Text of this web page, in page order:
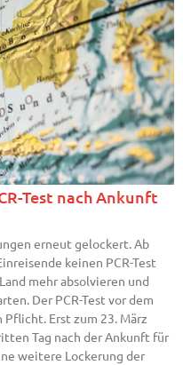
Test nach Ankunft
erneut gelockert. Ab
keinen PCR-Test
mehr absolvieren und
Der PCR-Test vor dem
Erst zum 23. März
Tag nach der Ankunft für
weitere Lockerung der